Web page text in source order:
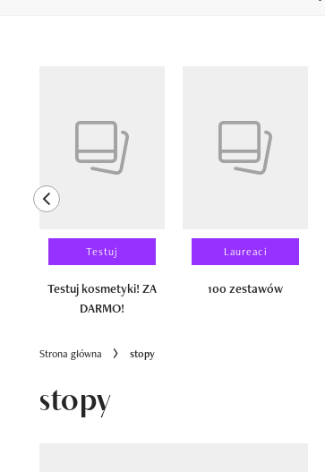
previous element
Testuj
Testuj kosmetyki! ZA
DARMO!
Laureaci
100 zestawów
Strona główna stopy
stopy